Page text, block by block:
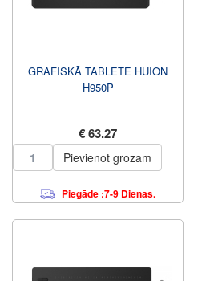
GRAFISKĀ TABLETE HUION
H950P
€ 63.27
Pievienot grozam
Piegāde :7-9 Dienas.